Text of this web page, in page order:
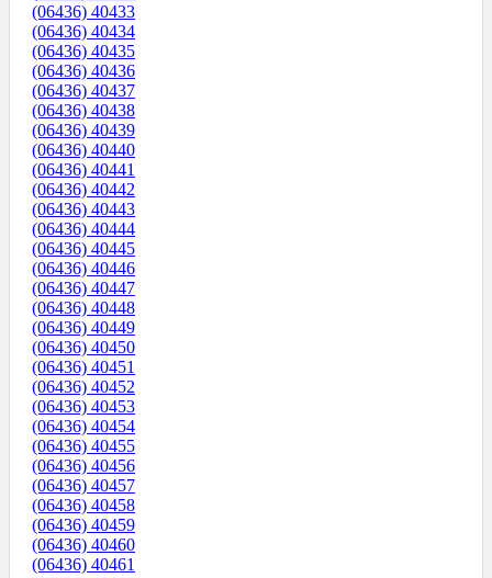
(06436) 40433
(06436) 40434
(06436) 40435
(06436) 40436
(06436) 40437
(06436) 40438
(06436) 40439
(06436) 40440
(06436) 40441
(06436) 40442
(06436) 40443
(06436) 40444
(06436) 40445
(06436) 40446
(06436) 40447
(06436) 40448
(06436) 40449
(06436) 40450
(06436) 40451
(06436) 40452
(06436) 40453
(06436) 40454
(06436) 40455
(06436) 40456
(06436) 40457
(06436) 40458
(06436) 40459
(06436) 40460
(06436) 40461